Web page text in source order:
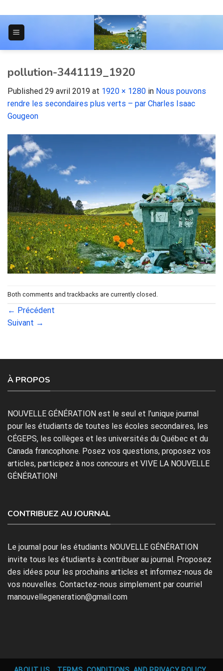
to
content
pollution-3441119_1920
Published 29 avril 2019 at 1920 × 1280 in Nous pouvons
rendre les secondaires plus verts – par Charles Isaac
Gougeon
Both comments and trackbacks are currently closed.
← Précédent
Suivant →
À PROPOS
NOUVELLE GÉNÉRATION est le seul et l’unique journal
pour les étudiants de toutes les écoles secondaires, les
CÉGEPS, les collèges et les universités du Québec et du
Canada francophone. Posez vos questions, proposez vos
articles, participez à nos concours et VIVE LA NOUVELLE
GÉNÉRATION!
CONTRIBUEZ AU JOURNAL
Le journal pour les étudiants NOUVELLE GÉNÉRATION
invite tous les étudiants à contribuer au journal. Proposez
des idées pour les prochains articles et informez-nous de
vos nouvelles. Contactez-nous simplement par courriel
manouvellegeneration@gmail.com